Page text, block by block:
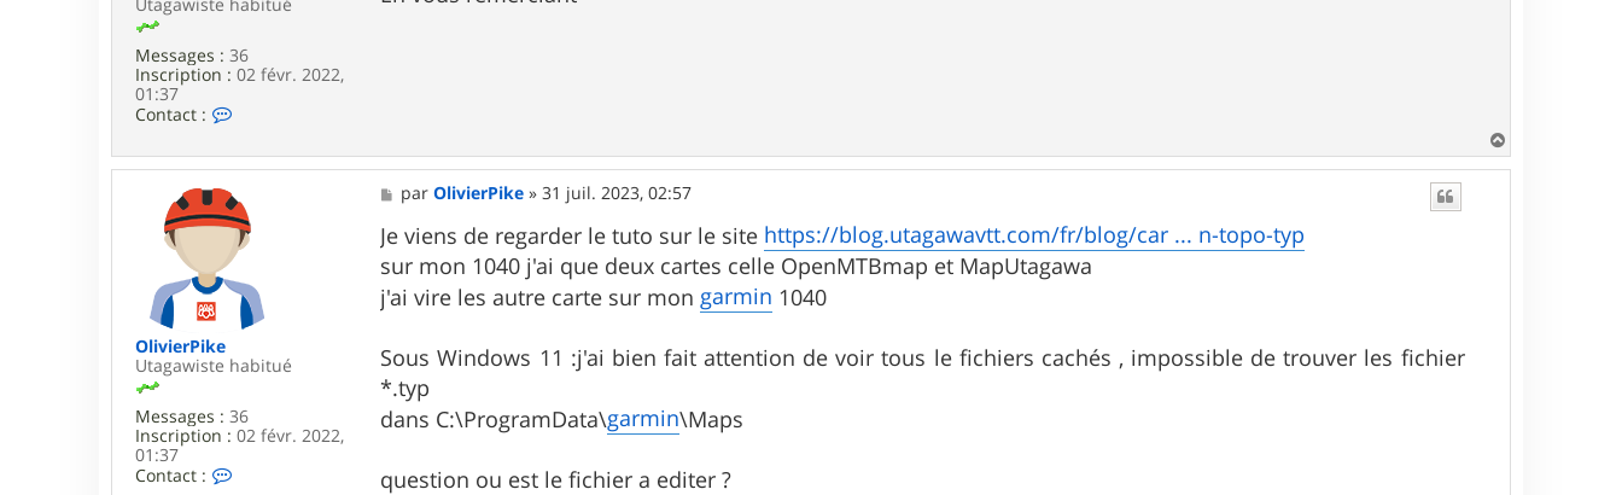
Utagawiste habitué
Messages : 36
Inscription : 02 févr. 2022,
01:37
Contact :
t
c
t
e
O
i
P
i
a
OlivierPike
Utagawiste habitué
Messages : 36
Inscription : 02 févr. 2022,
01:37
Contact :
M
e
s
s
a
g
e
parOlivierPike »31 juil. 2023, 02:57
Je viens de regarder le tuto sur le site https://blog.utagawavtt.com/fr/blog/car ... n-topo-typ
sur mon 1040 j'ai que deux cartes celle OpenMTBmap et MapUtagawa
j'ai vire les autre carte sur mon garmin 1040
Sous Windows 11 :j'ai bien fait attention de voir tous le fichiers cachés , impossible de trouver les fichier
*.typ
dans C:\ProgramData\garmin\Maps
question ou est le fichier a editer ?